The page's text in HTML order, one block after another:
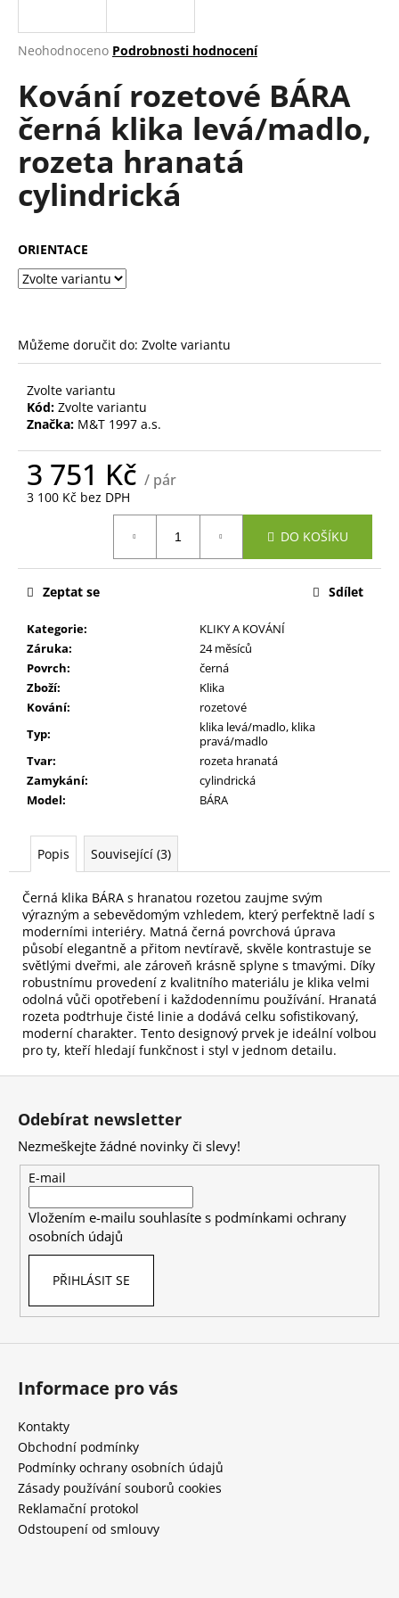
Průměrné
produktu
je
0,0
z
hvězdiček.
Neohodnoceno Podrobnosti hodnocení
Kování rozetové BÁRA
černá klika levá/madlo,
rozeta hranatá
cylindrická
ORIENTACE
Můžeme doručit do: Zvolte variantu
Zvolte variantu
Kód: Zvolte variantu
Značka: M&T 1997 a.s.
3 751 Kč / pár
3 100 Kč bez DPH
DO KOŠÍKU
Kategorie:
KLIKY A KOVÁNÍ
Záruka:
24 měsíců
Povrch:
černá
Zboží:
Klika
Kování:
rozetové
Typ:
klika levá/madlo, klika
pravá/madlo
Tvar:
rozeta hranatá
Zamykání:
cylindrická
Model: BÁRA
Zeptat se Sdílet
Popis Související (3)
Černá klika BÁRA s hranatou rozetou zaujme svým
výrazným a sebevědomým vzhledem, který perfektně ladí s
moderními interiéry. Matná černá povrchová úprava
působí elegantně a přitom nevtíravě, skvěle kontrastuje se
světlými dveřmi, ale zároveň krásně splyne s tmavými. Díky
robustnímu provedení z kvalitního materiálu je klika velmi
odolná vůči opotřebení i každodennímu používání. Hranatá
rozeta podtrhuje čisté linie a dodává celku sofistikovaný,
moderní charakter. Tento designový prvek je ideální volbou
pro ty, kteří hledají funkčnost i styl v jednom detailu.
j
t
?
HLEDAT
D
o
r
u
u
e
m
e
Z
Odebírat newsletter
Nezmeškejte žádné novinky či slevy!
E-mail
Vložením e-mailu souhlasíte s podmínkami ochrany
osobních údajů
PŘIHLÁSIT SE
Informace pro vás
Kontakty
Obchodní podmínky
Podmínky ochrany osobních údajů
Zásady používání souborů cookies
Reklamační protokol
Odstoupení od smlouvy